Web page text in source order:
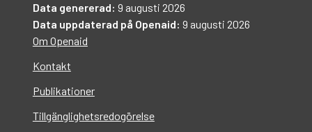
Data genererad: 9 augusti 2026
Data uppdaterad på Openaid: 9 augusti 2026
Om Openaid
Kontakt
Publikationer
Tillgänglighetsredogörelse